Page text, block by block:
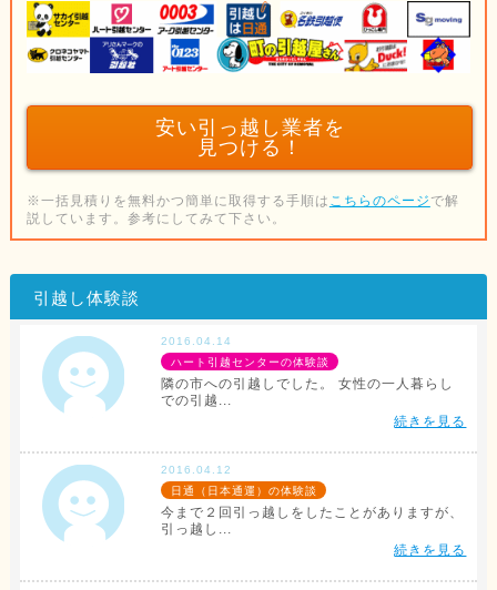
安い引っ越し業者を
見つける！
※一括見積りを無料かつ簡単に取得する手順は こちらのページ で解
説しています。参考にしてみて下さい。
引越し体験談
2016.04.14
ハート引越センターの体験談
隣の市への引越しでした。 女性の一人暮らし
での引越...
続きを見る
2016.04.12
日通（日本通運）の体験談
今まで２回引っ越しをしたことがありますが、
引っ越し...
続きを見る